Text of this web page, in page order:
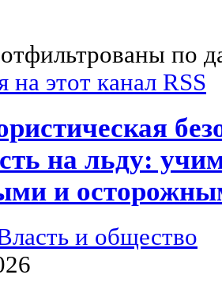
по
на этот канал RSS
на льду:
и
и общество